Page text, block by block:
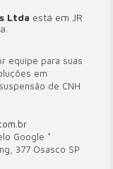
Ltda está em JR
equipe para suas
em
de CNH
Google *
377 Osasco SP